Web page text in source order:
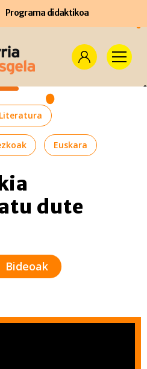
Programa didaktikoa
Literatura
Euskara
dute
Bideoak